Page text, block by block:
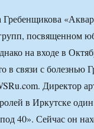
посвященном
на входе в
в связи с болезнью
Директор
в Иркутске
40». Сейчас он